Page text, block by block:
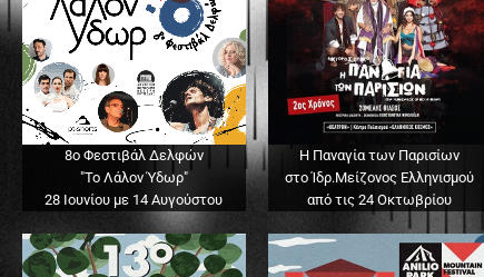
8ο Φεστιβάλ Δελφών
"Το Λάλον Ύδωρ"
28 Ιουνίου με 14 Αυγούστου
Η Παναγία των Παρισίων
στο Ίδρ.Μείζονος Ελληνισμού
από τις 24 Οκτωβρίου